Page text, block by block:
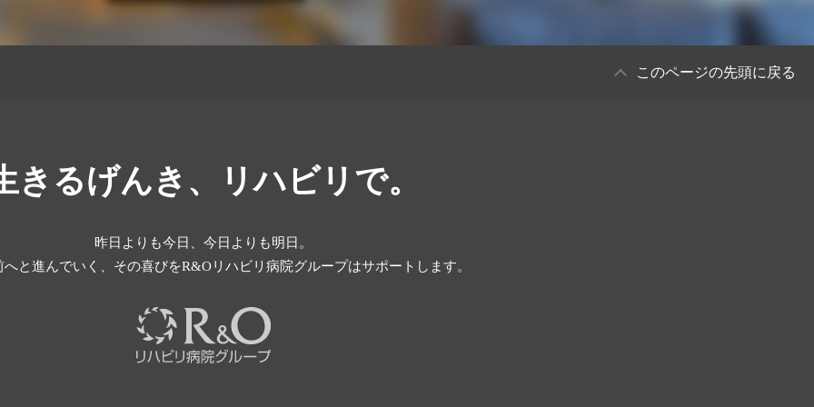
このページの先頭に戻る
きるげんき、リハビリで。
昨日よりも今日、今日よりも明日。
へと進んでいく、その喜びをR&Oリハビリ病院グループはサポートします。